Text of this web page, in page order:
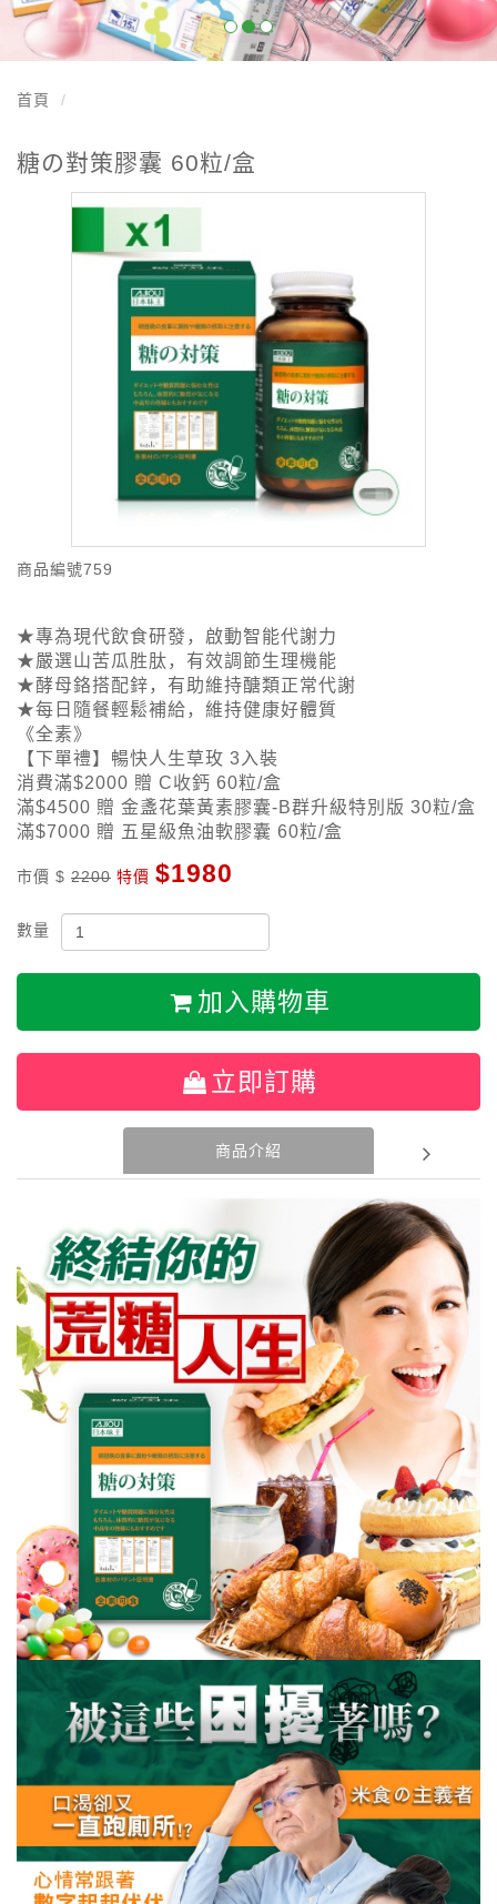
首頁
糖の對策膠囊 60粒/盒
商品編號759
★專為現代飲食研發，啟動智能代謝力
★嚴選山苦瓜胜肽，有效調節生理機能
★酵母鉻搭配鋅，有助維持醣類正常代謝
★每日隨餐輕鬆補給，維持健康好體質
《全素》
【下單禮】暢快人生草玫 3入裝
消費滿$2000 贈 C收鈣 60粒/盒
滿$4500 贈 金盞花葉黃素膠囊-B群升級特別版 30粒/盒
滿$7000 贈 五星級魚油軟膠囊 60粒/盒
市價 $ 2200 特價 $1980
數量
加入購物車
立即訂購
商品介紹